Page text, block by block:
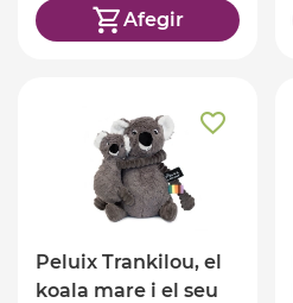
Afegir
Peluix Trankilou, el
koala mare i el seu